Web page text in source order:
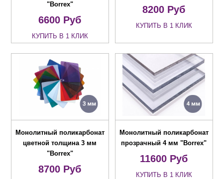
"Borrex"
6600 Руб
КУПИТЬ В 1 КЛИК
8200 Руб
КУПИТЬ В 1 КЛИК
Монолитный поликарбонат
цветной толщина 3 мм
"Borrex"
8700 Руб
Монолитный поликарбонат
прозрачный 4 мм "Borrex"
11600 Руб
КУПИТЬ В 1 КЛИК